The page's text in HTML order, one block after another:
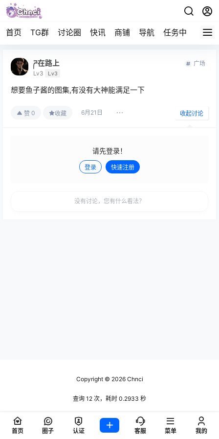
首页 TG群 讨论圈 快讯 商铺 导航 任务中心 帮助
ཌ在路上
Lv3 Lv3
广场
想要鱼子酱的图集,有没有大神能满足一下
赞 0 收藏 6月21日 收起讨论
请先登录！
登录 快速注册
没有讨论，您有什么看法？
Copyright © 2026Chnci
查询 12 次，耗时 0.2933 秒
首页 圈子 认证 客服 菜单 我的